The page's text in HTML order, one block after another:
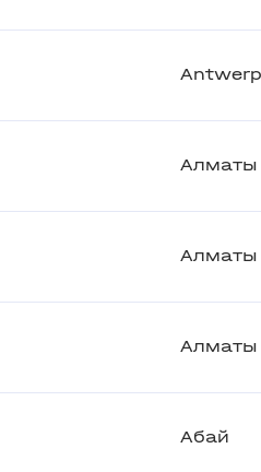
Алматы
Алматы
Алматы
Абай